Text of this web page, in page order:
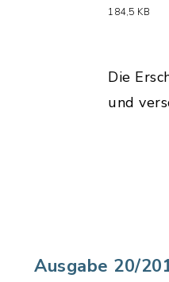
184,5 KB
Die
und
Ausgabe 20/